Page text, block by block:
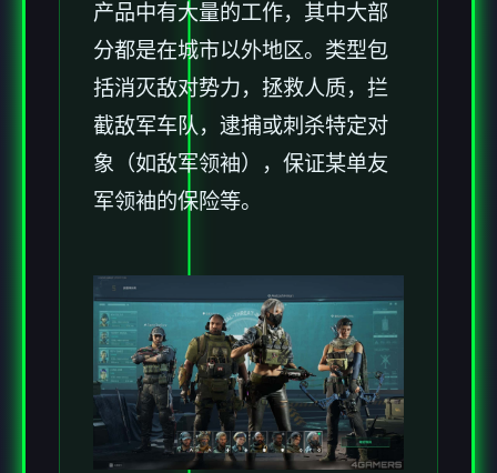
产品中有大量的工作，其中大部
分都是在城市以外地区。类型包
括消灭敌对势力，拯救人质，拦
截敌军车队，逮捕或刺杀特定对
象（如敌军领袖），保证某单友
军领袖的保险等。